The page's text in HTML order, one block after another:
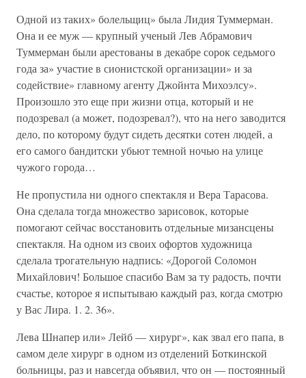
Одной из таких» болельщиц» была Лидия Туммерман.
Она и ее муж — крупный ученый Лев Абрамович
Туммерман были арестованы в декабре сорок седьмого
года за» участие в сионистской организации» и за
содействие» главному агенту Джойнта Михоэлсу».
Произошло это еще при жизни отца, который и не
подозревал (а может, подозревал?), что на него заводится
дело, по которому будут сидеть десятки сотен людей, а
его самого бандитски убьют темной ночью на улице
чужого города…
Не пропустила ни одного спектакля и Вера Тарасова.
Она сделала тогда множество зарисовок, которые
помогают сейчас восстановить отдельные мизансцены
спектакля. На одном из своих офортов художница
сделала трогательную надпись: «Дорогой Соломон
Михайлович! Большое спасибо Вам за ту радость, почти
счастье, которое я испытываю каждый раз, когда смотрю
у Вас Лира. 1. 2. 36».
Лева Шнапер или» Лейб — хирург», как звал его папа, в
самом деле хирург в одном из отделений Боткинской
больницы, раз и навсегда объявил, что он — постоянный